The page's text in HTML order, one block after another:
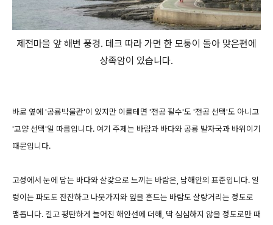
제전마을 앞 해변 풍경. 데크 따라 가면 한 모퉁이 돌아 맞은편에
상족암이 있습니다.
바로 옆에 '공룡박물관'이 있지만 이를테면 '전공 필수'도 '전공 선택'도 아니고
'교양 선택'일 따름입니다. 여기 주제는 바람과 바다와 공룡 발자국과 바위이기
때문입니다.
고성에서 눈에 담는 바다와 살갗으로 느끼는 바람은, 남해안의 표준입니다. 일
렁이는 파도도 잔잔하고 나뭇가지와 잎을 흔드는 바람도 살랑거리는 정도로
맴돕니다. 길고 평탄하게 늘어진 해안선에 더해, 딱 심심하지 않을 정도로만 때